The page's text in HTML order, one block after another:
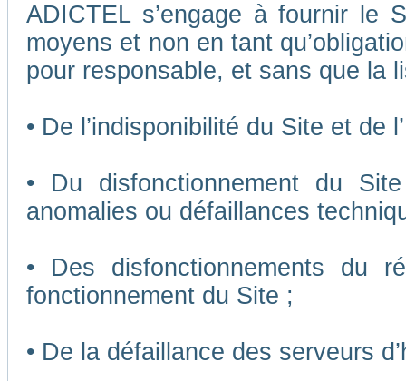
ADICTEL s’engage à fournir le
moyens et non en tant
pour responsable, et sans que la
• De l’indisponibilité du Site et de
• Du disfonctionnement du
anomalies ou défaillances
• Des disfonctionnements du
fonctionnement du Site ;
• De la défaillance des serveurs